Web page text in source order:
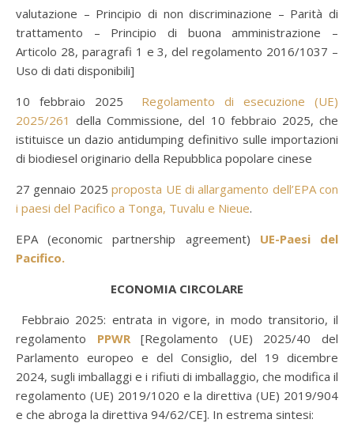
valutazione – Principio di non discriminazione – Parità di
trattamento – Principio di buona amministrazione –
Articolo 28, paragrafi 1 e 3, del regolamento 2016/1037 –
Uso di dati disponibili]
10 febbraio 2025 Regolamento di esecuzione (UE)
2025/261 della Commissione, del 10 febbraio 2025, che
istituisce un dazio antidumping definitivo sulle importazioni
di biodiesel originario della Repubblica popolare cinese
27 gennaio 2025proposta UE di allargamento dell’EPA con
i paesi del Pacifico a Tonga, Tuvalu e Nieue.
EPA (economic partnership agreement) UE-Paesi del
Pacifico.
ECONOMIA CIRCOLARE
Febbraio 2025: entrata in vigore, in modo transitorio, il
regolamento PPWR[Regolamento (UE) 2025/40 del
Parlamento europeo e del Consiglio, del 19 dicembre
2024, sugli imballaggi e i rifiuti di imballaggio, che modifica il
regolamento (UE) 2019/1020 e la direttiva (UE) 2019/904
e che abroga la direttiva 94/62/CE]. In estrema sintesi: